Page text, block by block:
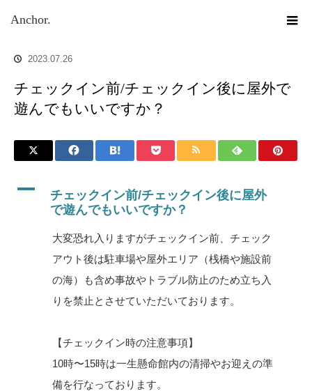
Anchor. チェックイン前/チェックイン後に屋外で遊んで
2023.07.26
チェックイン前/チェックイン後に屋外で
遊んでもいいですか？
A
チェックイン前/チェックイン後に屋外
で遊んでもいいですか？
大変恐れ入りますがチェックイン前、チェック
アウト後は駐車場や屋外エリア（桟橋や施設前
の海）も含め事故やトラブル防止のため立ち入
りを禁止とさせていただいております。
【チェックイン時の注意事項】
10時〜15時は一生懸命館内の清掃やお迎えの準
備を行なっております。